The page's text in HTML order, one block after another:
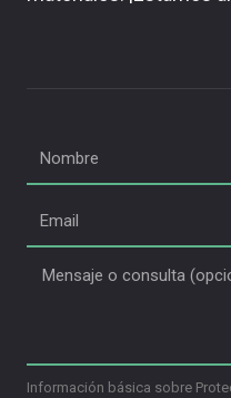
Información básica sobre